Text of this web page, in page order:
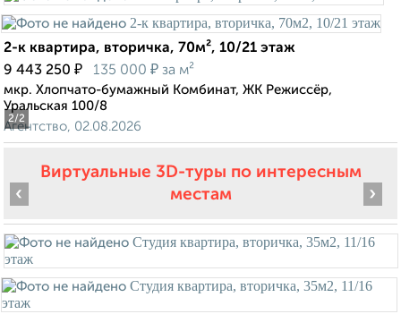
2/2
2-к квартира, вторичка, 70м², 10/21 этаж
9 443 250 ₽ 135 000 ₽ за м²
мкр. Хлопчато-бумажный Комбинат, ЖК Режиссёр,
Уральская 100/8
Агентство, 02.08.2026
Виртуальные 3D-туры по интересным
местам
‹ ›